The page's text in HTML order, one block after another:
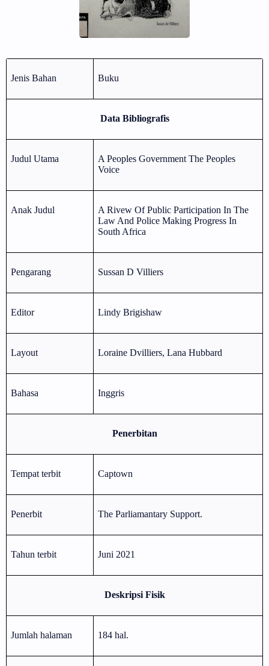
Jenis Bahan Buku
Data Bibliografis
Judul Utama
A Peoples Government The Peoples
Voice
Anak Judul
A Rivew Of Public Participation In The
Law And Police Making Progress In
South Africa
Pengarang Sussan D Villiers
Editor Lindy Brigishaw
Layout Loraine Dvilliers, Lana Hubbard
Bahasa Inggris
Penerbitan
Tempat terbit Captown
Penerbit The Parliamantary Support.
Tahun terbit Juni 2021
Deskripsi Fisik
Jumlah halaman 184 hal.